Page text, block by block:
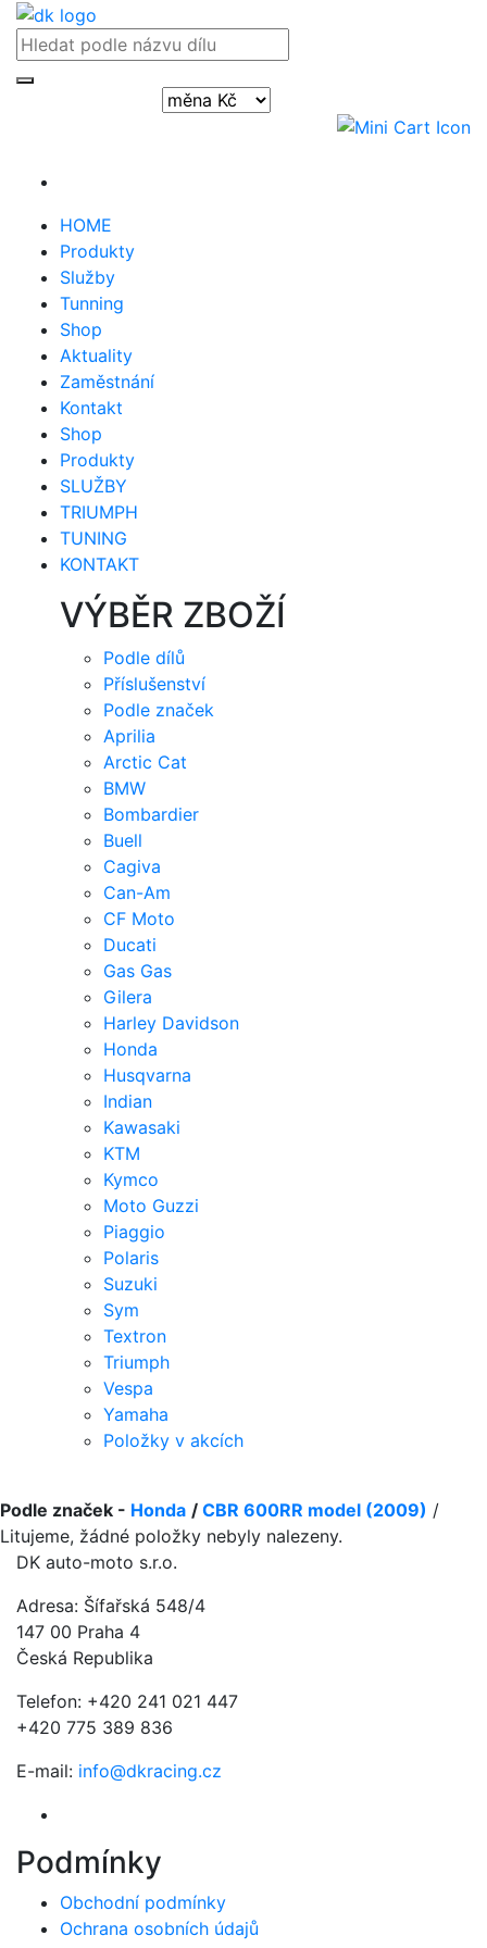
HOME
Produkty
Služby
Tunning
Shop
Aktuality
Zaměstnání
Kontakt
Shop
Produkty
SLUŽBY
TRIUMPH
TUNING
KONTAKT
VÝBĚR ZBOŽÍ
Podle dílů
Příslušenství
Podle značek
Aprilia
Arctic Cat
BMW
Bombardier
Buell
Cagiva
Can-Am
CF Moto
Ducati
Gas Gas
Gilera
Harley Davidson
Honda
Husqvarna
Indian
Kawasaki
KTM
Kymco
Moto Guzzi
Piaggio
Polaris
Suzuki
Sym
Textron
Triumph
Vespa
Yamaha
Položky v akcích
Podle značek - Honda / CBR 600RR model (2009) /
Litujeme, žádné položky nebyly nalezeny.
DK auto-moto s.r.o.
Adresa: Šífařská 548/4
147 00 Praha 4
Česká Republika
Telefon: +420 241 021 447
+420 775 389 836
E-mail: info@dkracing.cz
Podmínky
Obchodní podmínky
Ochrana osobních údajů